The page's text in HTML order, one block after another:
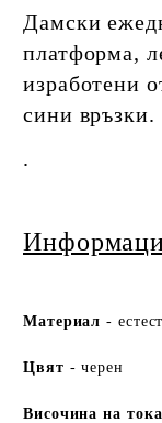
Дамски
платформа,
изработени
сини връзки.
.​
Материал-
Цвят - черен
Височина на тока